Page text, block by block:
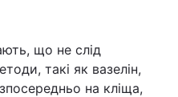
що не слід
такі як вазелін,
на кліща,